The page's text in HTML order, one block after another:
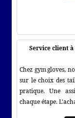
Service client
Chez gym gloves,
sur le choix des
pratique. Une
chaque étape.